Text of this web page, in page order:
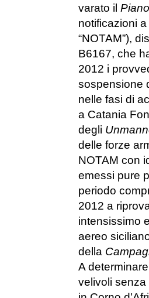
varato il
notificazioni
“NOTAM”),
B6167, che
2012 i
sospensione
nelle fasi di
a Catania
degli
delle forze
NOTAM con
emessi pure
periodo
2012 a
intensissimo
aereo
della
A
velivoli senza